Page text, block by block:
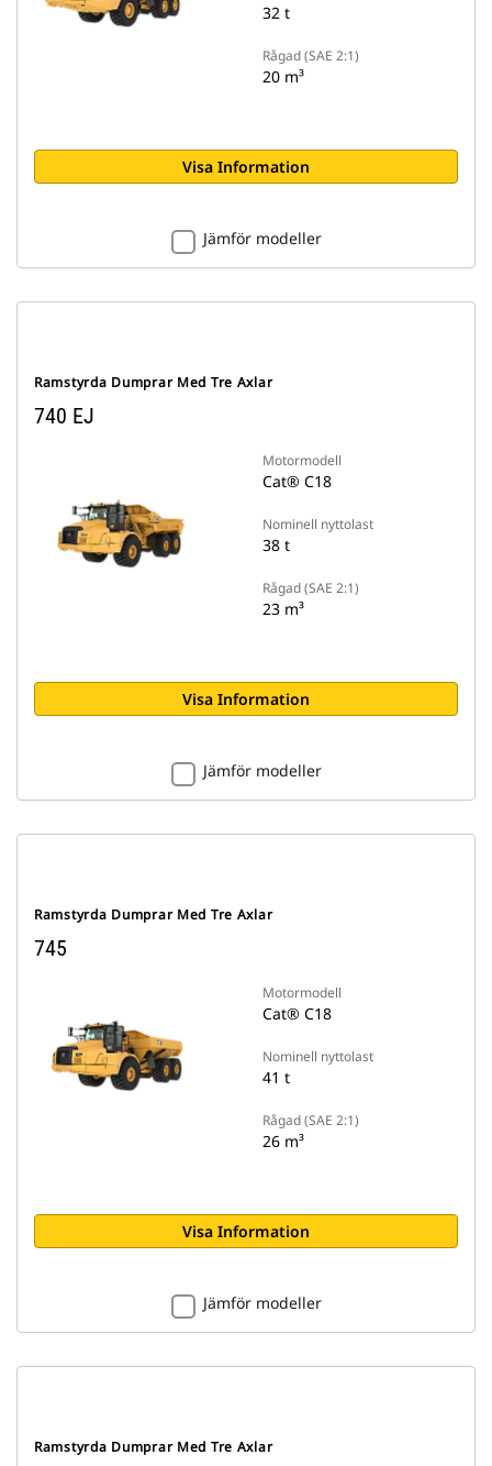
32 t
Rågad (SAE 2:1)
20 m³
Visa Information
Jämför modeller
Ramstyrda Dumprar Med Tre Axlar
740 EJ
Motormodell
Cat® C18
Nominell nyttolast
38 t
Rågad (SAE 2:1)
23 m³
Visa Information
Jämför modeller
Ramstyrda Dumprar Med Tre Axlar
745
Motormodell
Cat® C18
Nominell nyttolast
41 t
Rågad (SAE 2:1)
26 m³
Visa Information
Jämför modeller
Ramstyrda Dumprar Med Tre Axlar